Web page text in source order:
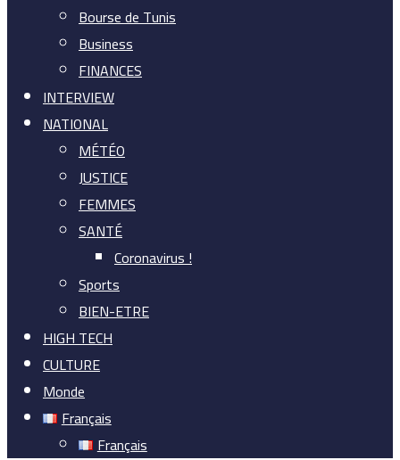
Bourse de Tunis
Business
FINANCES
INTERVIEW
NATIONAL
MÉTÉO
JUSTICE
FEMMES
SANTÉ
Coronavirus !
Sports
BIEN-ETRE
HIGH TECH
CULTURE
Monde
Français
Français